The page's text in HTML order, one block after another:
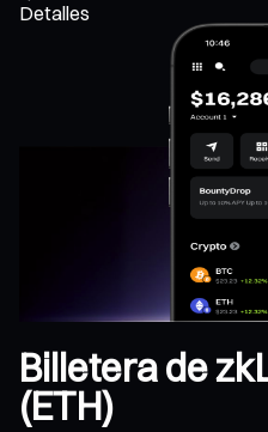
Detalles
Billetera de
(ETH)